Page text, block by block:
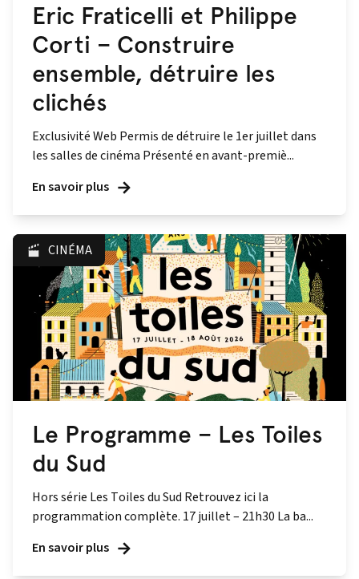
Eric Fraticelli et Philippe
Corti – Construire
ensemble, détruire les
clichés
Exclusivité Web Permis de détruire le 1er juillet dans
les salles de cinéma Présenté en avant‑premiè...
En savoir plus
CINÉMA
Le Programme – Les Toiles
du Sud
Hors série Les Toiles du Sud Retrouvez ici la
programmation complète. 17 juillet – 21h30 La ba...
En savoir plus